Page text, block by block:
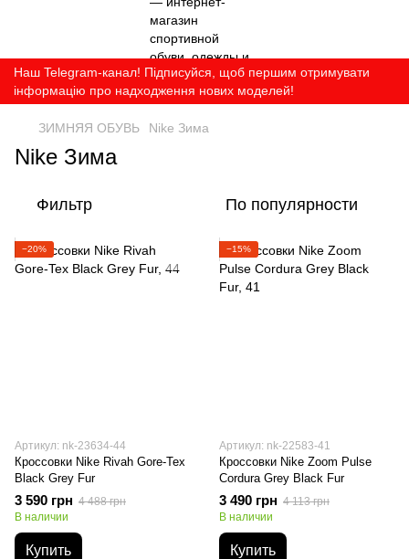
Наш Telegram-канал! Підписуйся, щоб першим отримувати
інформацію про надходження нових моделей!
ЗИМНЯЯ ОБУВЬ Nike Зима
Nike Зима
Фильтр По популярности
−20%
Артикул: nk-23634-44
Кроссовки Nike Rivah Gore-Tex
Black Grey Fur
3 590 грн 4 488 грн
В наличии
Купить
−15%
Артикул: nk-22583-41
Кроссовки Nike Zoom Pulse
Cordura Grey Black Fur
3 490 грн 4 113 грн
В наличии
Купить